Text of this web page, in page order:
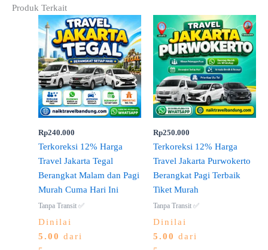
Produk Terkait
Rp240.000
Terkoreksi 12% Harga
Travel Jakarta Tegal
Berangkat Malam dan Pagi
Murah Cuma Hari Ini
Tanpa Transit ✅
Dinilai
5.00 dari
Rp250.000
Terkoreksi 12% Harga
Travel Jakarta Purwokerto
Berangkat Pagi Terbaik
Tiket Murah
Tanpa Transit ✅
Dinilai
5.00 dari